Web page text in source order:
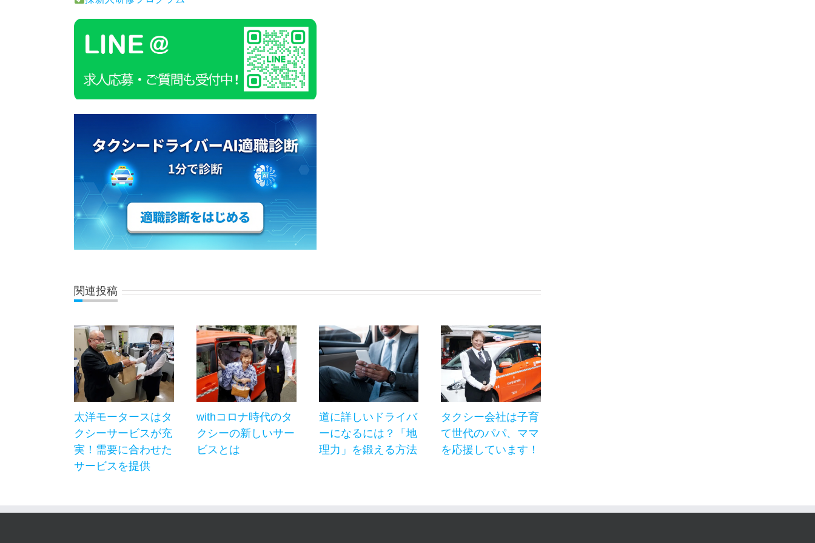
関連投稿
太洋モータースはタ
クシーサービスが充
実！需要に合わせた
サービスを提供
withコロナ時代のタ
クシーの新しいサー
ビスとは
道に詳しいドライバ
ーになるには？「地
理力」を鍛える方法
タクシー会社は子育
て世代のパパ、ママ
を応援しています！